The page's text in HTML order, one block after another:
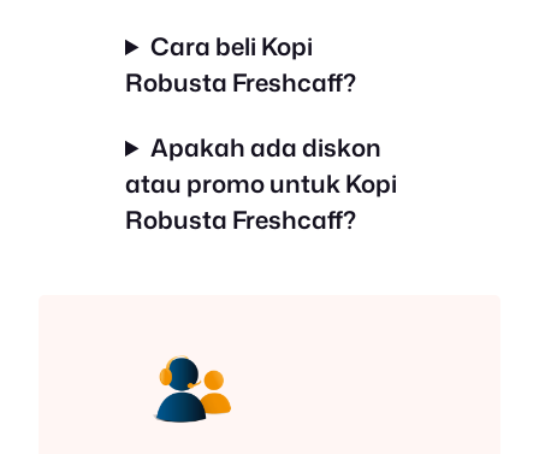
Cara beli Kopi
Robusta Freshcaff?
Apakah ada diskon
atau promo untuk Kopi
Robusta Freshcaff?